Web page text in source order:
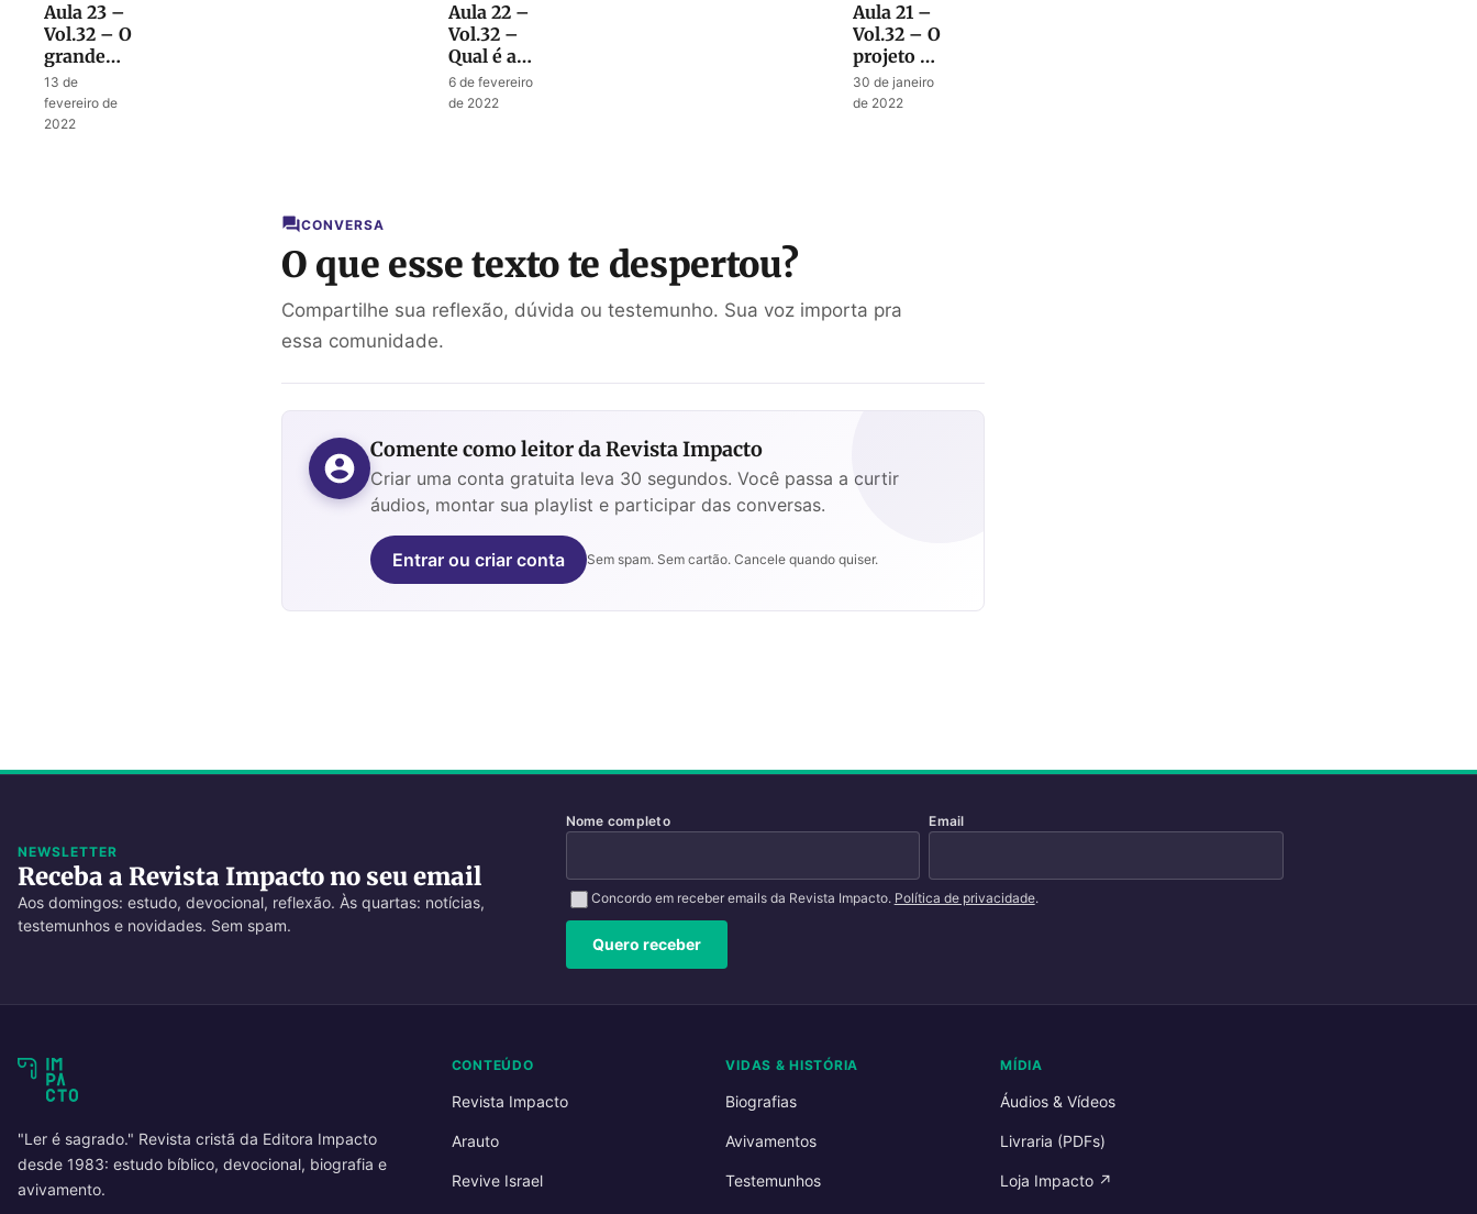
Aula 23 –
Vol.32 – O
grande
abalo
13 de
fevereiro de
2022
Aula 22 –
Vol.32 –
Qual é a
glória da
Segunda
6 de fevereiro
de 2022
Aula 21 –
Vol.32 – O
projeto de
restauração
da
30 de janeiro
de 2022
CONVERSA
O que esse texto te despertou?
Compartilhe sua reflexão, dúvida ou testemunho. Sua voz importa pra
essa comunidade.
Comente como leitor da Revista Impacto
Criar uma conta gratuita leva 30 segundos. Você passa a curtir
áudios, montar sua playlist e participar das conversas.
Entrar ou criar conta Sem spam. Sem cartão. Cancele quando quiser.
NEWSLETTER
Receba a Revista Impacto no seu email
Aos domingos: estudo, devocional, reflexão. Às quartas: notícias,
testemunhos e novidades. Sem spam.
Nome completo Email
Concordo em receber emails da Revista Impacto. Política de privacidade.
Quero receber
"Ler é sagrado." Revista cristã da Editora Impacto
desde 1983: estudo bíblico, devocional, biografia e
avivamento.
CONTEÚDO
Revista Impacto
Arauto
Revive Israel
VIDAS & HISTÓRIA
Biografias
Avivamentos
Testemunhos
MÍDIA
Áudios & Vídeos
Livraria (PDFs)
Loja Impacto ↗